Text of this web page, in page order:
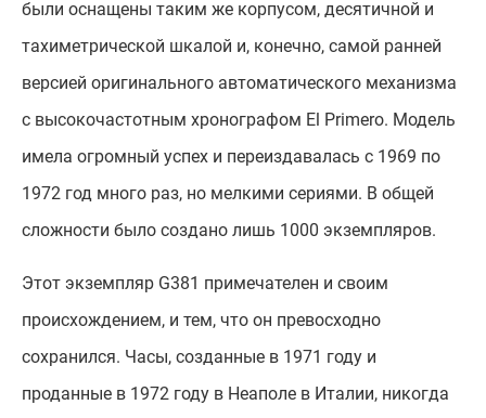
были оснащены таким же корпусом, десятичной и
тахиметрической шкалой и, конечно, самой ранней
версией оригинального автоматического механизма
с высокочастотным хронографом El Primero. Модель
имела огромный успех и переиздавалась с 1969 по
1972 год много раз, но мелкими сериями. В общей
сложности было создано лишь 1000 экземпляров.
Этот экземпляр G381 примечателен и своим
происхождением, и тем, что он превосходно
сохранился. Часы, созданные в 1971 году и
проданные в 1972 году в Неаполе в Италии, никогда